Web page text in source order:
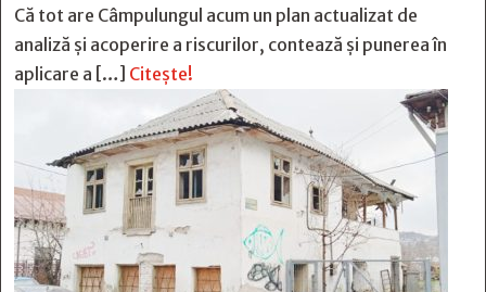
Că tot are Câmpulungul acum un plan actualizat de
analiză și acoperire a riscurilor, contează și punerea în
aplicare a […] Citește!